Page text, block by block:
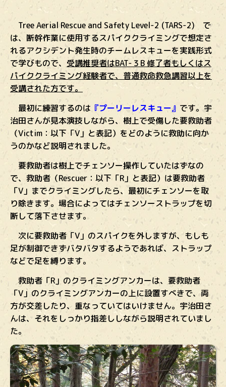
Tree Aerial Rescue and Safety Level-2 (TARS-2) で
は、断幹作業に使用するスパイククライミングで想定さ
れるアクシデント発生時のチームレスキューを実践形式
で学びもので、 受講推奨者はBAT-３B 修了者もしくはス
パイククライミング経験者で、普通救命救急講習以上を
受講された方です。
最初に練習するのは 『プーリーレスキュー』 です。宇
治田さんが見本演技しながら、樹上で受傷した要救助者
（Victim：以下「V」と表記）をどのように救助に向か
うのかなど説明されました。
要救助者は樹上でチェンソー操作していたはずなの
で、救助者（Rescuer：以下「R」と表記）は要救助者
「V」までクライミングしたら、最初にチェンソーを取
り除きます。場合によってはチェンソーストラップを切
断して落下させます。
次に要救助者「V」のスパイクを外しますが、もしも
足が制御できずバタバタするようであれば、ストラップ
などで足を縛ります。
救助者「R」のクライミングアンカーは、要救助者
「V」のクライミングアンカーの上に設置すべきで、両
方が交差したり、重なっていてはいけません。宇治田さ
んは、それをしっかり指差ししながら説明されていまし
た。